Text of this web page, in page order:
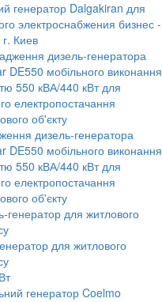
генератор Dalgakiran для
электроснабжения бизнес -
Киев
дизель-генератора
DE550 мобільного виконання
550 кВА/440 кВт для
електропостачання
об'єкту
для житлового